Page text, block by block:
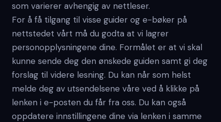
som varierer avhengig av nettleser.
For å få tilgang til visse guider og e-bøker på
nettstedet vårt må du godta at vi lagrer
personopplysningene dine. Formålet er at vi skal
kunne sende deg den ønskede guiden samt gi deg
forslag til videre lesning. Du kan når som helst
melde deg av utsendelsene våre ved å klikke på
lenken i e-posten du får fra oss. Du kan også
oppdatere innstillingene dine via lenken i samme